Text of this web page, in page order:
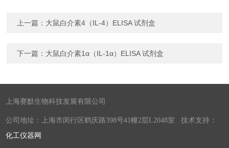
上一篇： 大鼠白介素4（IL-4）ELISA 试剂盒
下一篇： 大鼠白介素1α（IL-1α）ELISA 试剂盒
上海赛默生物科技发展有限公司
公司地址：上海市闵行区鹤庆路398号41幢2层L2048室 技术支持：
化工仪器网